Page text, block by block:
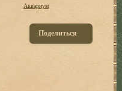
Аквариум
Поделиться